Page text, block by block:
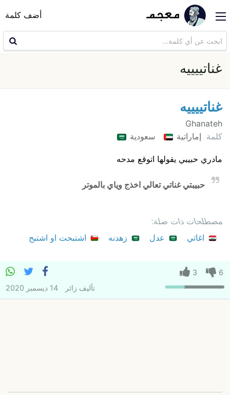
أضف كلمة
غناتييييه
غناتييييه
Ghanateh
كلمة إماراتية سعودية
مادري حبيبي يقولها اتوقع مدحه
حبيبتي غناتي تعالي اخذج وياي بالموتر
مصطلحات ذات صلة:
اغاتي
عدل زهدنه اشتبحت او اشتبح
6
3
تأليف زائر 14 ديسمبر 2020